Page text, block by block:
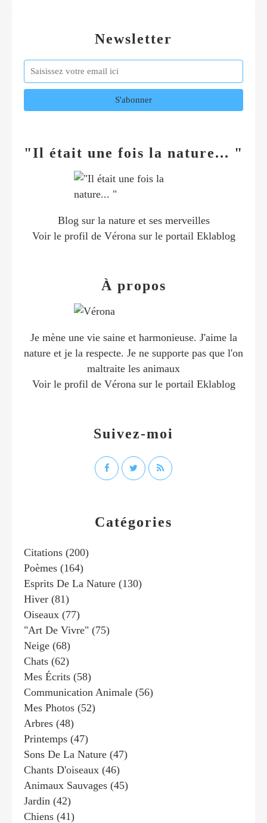
Newsletter
Catégories
Citations (200)
Poèmes (164)
Esprits De La Nature (130)
Hiver (81)
Oiseaux (77)
"art De Vivre" (75)
Neige (68)
Chats (62)
Mes Écrits (58)
Communication Animale (56)
Mes Photos (52)
Arbres (48)
Printemps (47)
Sons De La Nature (47)
Chants D'oiseaux (46)
Animaux Sauvages (45)
Jardin (42)
Chiens (41)
"Il était une fois la nature... "
Blog sur la nature et ses merveilles
Voir le profil de Vérona sur le portail Eklablog
Suivez-moi
À propos
Je mène une vie saine et harmonieuse. J'aime la
nature et je la respecte. Je ne supporte pas que l'on
maltraite les animaux
Voir le profil de Vérona sur le portail Eklablog